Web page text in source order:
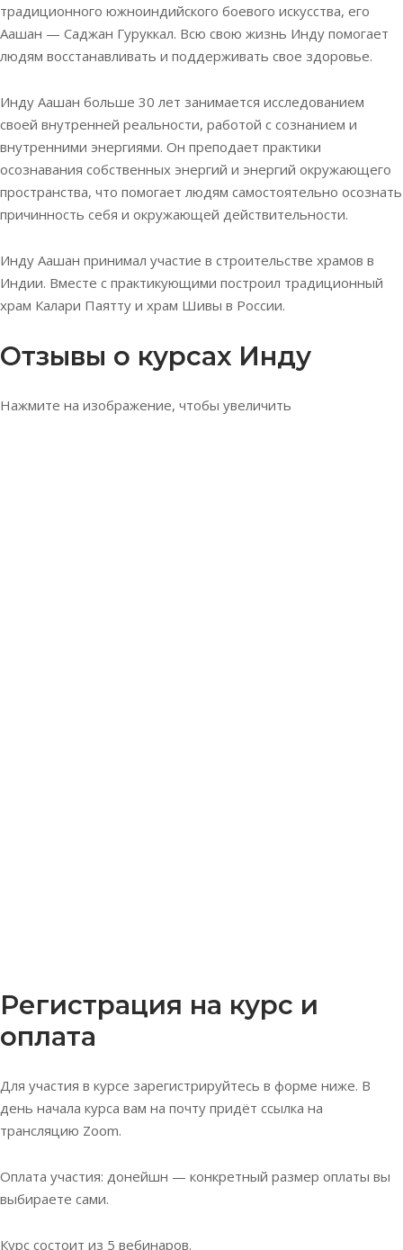
традиционного южноиндийского боевого искусства, его
Аашан — Саджан Гуруккал. Всю свою жизнь Инду помогает
людям восстанавливать и поддерживать свое здоровье.
Инду Аашан больше 30 лет занимается исследованием
своей внутренней реальности, работой с сознанием и
внутренними энергиями. Он преподает практики
осознавания собственных энергий и энергий окружающего
пространства, что помогает людям самостоятельно осознать
причинность себя и окружающей действительности.
Инду Аашан принимал участие в строительстве храмов в
Индии. Вместе с практикующими построил традиционный
храм Калари Паятту и храм Шивы в России.
Отзывы о курсах Инду
Нажмите на изображение, чтобы увеличить
Регистрация на курс и
оплата
Для участия в курсе зарегистрируйтесь в форме ниже. В
день начала курса вам на почту придёт ссылка на
трансляцию Zoom.
Оплата участия: донейшн — конкретный размер оплаты вы
выбираете сами.
Курс состоит из 5 вебинаров.